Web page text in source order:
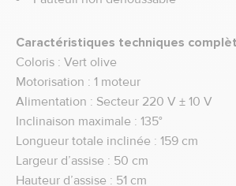
Caractéristiques techniques
Coloris : Vert olive
Motorisation : 1 moteur
Alimentation : Secteur 220 V ± 10 V
Inclinaison maximale : 135°
Longueur totale inclinée : 159 cm
Largeur d’assise : 50 cm
Hauteur d’assise : 51 cm